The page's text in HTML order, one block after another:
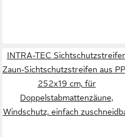
INTRA-TEC
Zaun-Sichtschutzstreifen aus
252x19 cm, für
Doppelstabmattenzäune,
Windschutz, einfach